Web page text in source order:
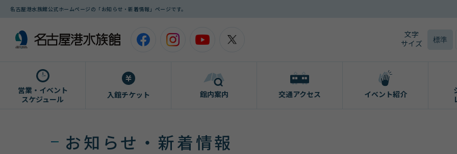
名古屋港水族館公式ホームページの「お知らせ・新着情報」ページです。
文字
サイズ
標準
営業・イベント
スケジュール
入館チケット 館内案内 交通アクセス イベント紹介
お知らせ・新着情報